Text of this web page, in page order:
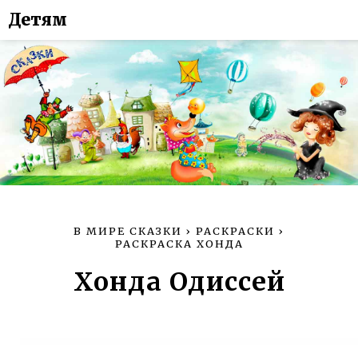
Детям
В МИРЕ СКАЗКИ › РАСКРАСКИ ›
РАСКРАСКА ХОНДА
Хонда Одиссей